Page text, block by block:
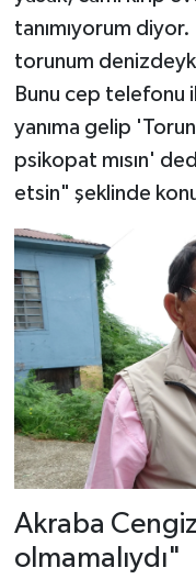
tanımıyorum
torunum
Bunu cep telefonu
yanıma gelip
psikopat mısın'
etsin" şeklinde
Akraba
olmamalıydı"